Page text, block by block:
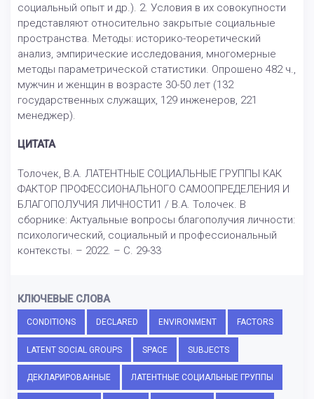
социальный опыт и др.). 2. Условия в их совокупности
представляют относительно закрытые социальные
пространства. Методы: историко-теоретический
анализ, эмпирические исследования, многомерные
методы параметрической статистики. Опрошено 482 ч.,
мужчин и женщин в возрасте 30-50 лет (132
государственных служащих, 129 инженеров, 221
менеджер).
ЦИТАТА
Толочек, В.А. ЛАТЕНТНЫЕ СОЦИАЛЬНЫЕ ГРУППЫ КАК
ФАКТОР ПРОФЕССИОНАЛЬНОГО САМООПРЕДЕЛЕНИЯ И
БЛАГОПОЛУЧИЯ ЛИЧНОСТИ1 / В.А. Толочек. В
сборнике: Актуальные вопросы благополучия личности:
психологический, социальный и профессиональный
контексты. – 2022. – С. 29-33
КЛЮЧЕВЫЕ СЛОВА
CONDITIONS DECLARED ENVIRONMENT FACTORS
LATENT SOCIAL GROUPS SPACE SUBJECTS
ДЕКЛАРИРОВАННЫЕ ЛАТЕНТНЫЕ СОЦИАЛЬНЫЕ ГРУППЫ